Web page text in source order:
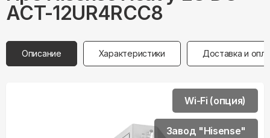
ACT-12UR4RCC8
Описание Характеристики Доставка и
Wi-Fi (опция)
Завод "Hisense"